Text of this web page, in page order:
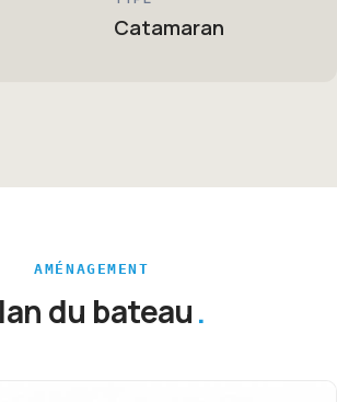
Catamaran
AMÉNAGEMENT
du bateau